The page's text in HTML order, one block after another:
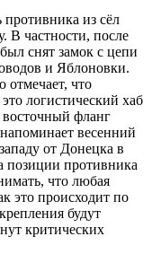
из сёл
В частности, после
снят замок с цепи
и Яблоновки.
что
логистический хаб
фланг
весенний
от Донецка в
позиции противника
что любая
это происходит по
будут
критических